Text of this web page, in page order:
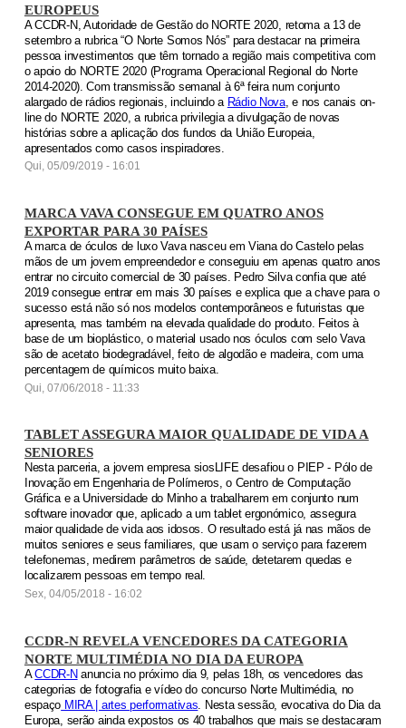
EUROPEUS
A CCDR-N, Autoridade de Gestão do NORTE 2020, retoma a 13 de
setembro a rubrica “O Norte Somos Nós” para destacar na primeira
pessoa investimentos que têm tornado a região mais competitiva com
o apoio do NORTE 2020 (Programa Operacional Regional do Norte
2014-2020). Com transmissão semanal à 6ª feira num conjunto
alargado de rádios regionais, incluindo a Rádio Nova, e nos canais on-
line do NORTE 2020, a rubrica privilegia a divulgação de novas
histórias sobre a aplicação dos fundos da União Europeia,
apresentados como casos inspiradores.
Qui, 05/09/2019 - 16:01
MARCA VAVA CONSEGUE EM QUATRO ANOS
EXPORTAR PARA 30 PAÍSES
A marca de óculos de luxo Vava nasceu em Viana do Castelo pelas
mãos de um jovem empreendedor e conseguiu em apenas quatro anos
entrar no circuito comercial de 30 países. Pedro Silva confia que até
2019 consegue entrar em mais 30 países e explica que a chave para o
sucesso está não só nos modelos contemporâneos e futuristas que
apresenta, mas também na elevada qualidade do produto. Feitos à
base de um bioplástico, o material usado nos óculos com selo Vava
são de acetato biodegradável, feito de algodão e madeira, com uma
percentagem de químicos muito baixa.
Qui, 07/06/2018 - 11:33
TABLET ASSEGURA MAIOR QUALIDADE DE VIDA A
SENIORES
Nesta parceria, a jovem empresa siosLIFE desafiou o PIEP - Pólo de
Inovação em Engenharia de Polímeros, o Centro de Computação
Gráfica e a Universidade do Minho a trabalharem em conjunto num
software inovador que, aplicado a um tablet ergonómico, assegura
maior qualidade de vida aos idosos. O resultado está já nas mãos de
muitos seniores e seus familiares, que usam o serviço para fazerem
telefonemas, medirem parâmetros de saúde, detetarem quedas e
localizarem pessoas em tempo real.
Sex, 04/05/2018 - 16:02
CCDR-N REVELA VENCEDORES DA CATEGORIA
NORTE MULTIMÉDIA NO DIA DA EUROPA
ACCDR-N anuncia no próximo dia 9, pelas 18h, os vencedores das
categorias de fotografia e vídeo do concurso Norte Multimédia, no
espaço MIRA | artes performativas . Nesta sessão, evocativa do Dia da
Europa, serão ainda expostos os 40 trabalhos que mais se destacaram